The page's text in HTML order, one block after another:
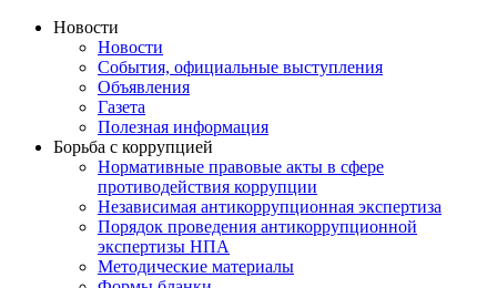
Новости
Новости
События, официальные выступления
Объявления
Газета
Полезная информация
Борьба с коррупцией
Нормативные правовые акты в сфере
противодействия коррупции
Независимая антикоррупционная экспертиза
Порядок проведения антикоррупционной
экспертизы НПА
Методические материалы